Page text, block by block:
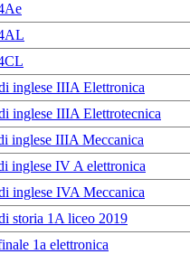
inglese IIIA Elettronica
inglese IIIA Elettrotecnica
inglese IIIA Meccanica
inglese IV A elettronica
inglese IVA Meccanica
storia 1A liceo 2019
1a elettronica